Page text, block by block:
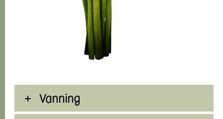
Vanning